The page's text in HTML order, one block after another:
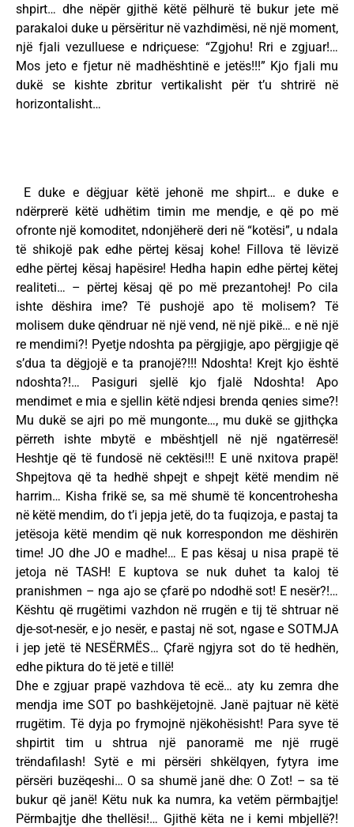
shpirt… dhe nëpër gjithë këtë pëlhurë të bukur jete më
parakaloi duke u përsëritur në vazhdimësi, në një moment,
një fjali vezulluese e ndriçuese: “Zgjohu! Rri e zgjuar!…
Mos jeto e fjetur në madhështinë e jetës!!!” Kjo fjali mu
dukë se kishte zbritur vertikalisht për t’u shtrirë në
horizontalisht…
E duke e dëgjuar këtë jehonë me shpirt… e duke e
ndërprerë këtë udhëtim timin me mendje, e që po më
ofronte një komoditet, ndonjëherë deri në “kotësi”, u ndala
të shikojë pak edhe përtej kësaj kohe! Fillova të lëvizë
edhe përtej kësaj hapësire! Hedha hapin edhe përtej këtej
realiteti… – përtej kësaj që po më prezantohej! Po cila
ishte dëshira ime? Të pushojë apo të molisem? Të
molisem duke qëndruar në një vend, në një pikë… e në një
re mendimi?! Pyetje ndoshta pa përgjigje, apo përgjigje që
s’dua ta dëgjojë e ta pranojë?!!! Ndoshta! Krejt kjo është
ndoshta?!… Pasiguri sjellë kjo fjalë Ndoshta! Apo
mendimet e mia e sjellin këtë ndjesi brenda qenies sime?!
Mu dukë se ajri po më mungonte…, mu dukë se gjithçka
përreth ishte mbytë e mbështjell në një ngatërresë!
Heshtje që të fundosë në cektësi!!! E unë nxitova prapë!
Shpejtova që ta hedhë shpejt e shpejt këtë mendim në
harrim… Kisha frikë se, sa më shumë të koncentrohesha
në këtë mendim, do t’i jepja jetë, do ta fuqizoja, e pastaj ta
jetësoja këtë mendim që nuk korrespondon me dëshirën
time! JO dhe JO e madhe!… E pas kësaj u nisa prapë të
jetoja në TASH! E kuptova se nuk duhet ta kaloj të
pranishmen – nga ajo se çfarë po ndodhë sot! E nesër?!…
Kështu që rrugëtimi vazhdon në rrugën e tij të shtruar në
dje-sot-nesër, e jo nesër, e pastaj në sot, ngase e SOTMJA
i jep jetë të NESËRMËS… Çfarë ngjyra sot do të hedhën,
edhe piktura do të jetë e tillë!
Dhe e zgjuar prapë vazhdova të ecë… aty ku zemra dhe
mendja ime SOT po bashkëjetojnë. Janë pajtuar në këtë
rrugëtim. Të dyja po frymojnë njëkohësisht! Para syve të
shpirtit tim u shtrua një panoramë me një rrugë
trëndafilash! Sytë e mi përsëri shkëlqyen, fytyra ime
përsëri buzëqeshi… O sa shumë janë dhe: O Zot! – sa të
bukur që janë! Këtu nuk ka numra, ka vetëm përmbajtje!
Përmbajtje dhe thellësi!… Gjithë këta ne i kemi mbjellë?!